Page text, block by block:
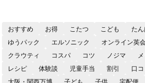
おすすめ お得 こたつ こども
た
ゆうパック
エルソニック
オンライン英
クラウティ
コスパ コツ ノジマ
レシピ
体験談 児童手当 割引 口コ
大阪・関西万博
子ども 子供 宅配便